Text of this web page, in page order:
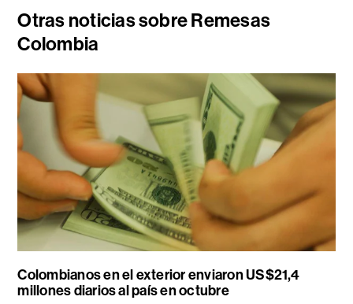
Otras noticias sobre Remesas
Colombia
Colombianos en el exterior enviaron US$21,4
millones diarios al país en octubre